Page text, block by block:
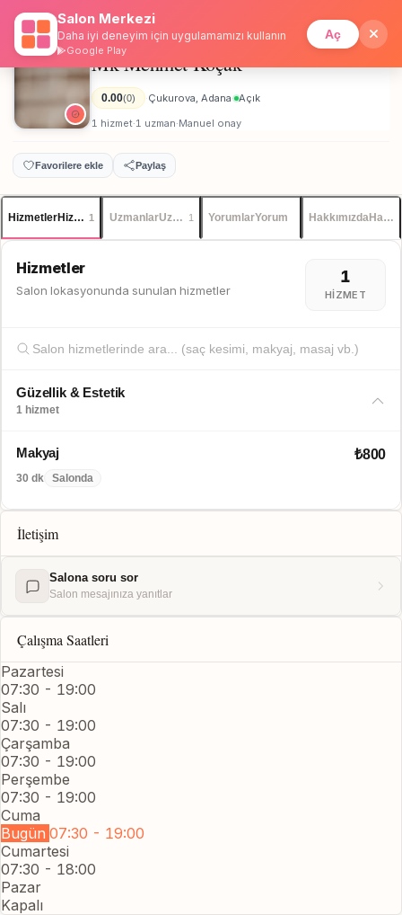
İstanbul Giriş Üye Ol
Anasayfa / Adana / Mk Mehmet Koçak
Mk Mehmet Koçak
0.00(0) ·Çukurova, Adana· Açık
1 hizmet·1 uzman·Manuel onay
Favorilere ekle Paylaş
HizmetlerHizmetler
1 UzmanlarUzmanlar
1 YorumlarYorum Hakkımızda
Hizmetler
Salon lokasyonunda sunulan hizmetler
1
HIZMET
Güzellik & Estetik
1 hizmet
Makyaj
30 dk Salonda
₺800
İletişim
Salona soru sor
Salon mesajınıza yanıtlar
Çalışma Saatleri
Pazartesi
07:30 - 19:00
Salı
07:30 - 19:00
Çarşamba
07:30 - 19:00
Perşembe
07:30 - 19:00
Cuma
Bugün 07:30 - 19:00
Cumartesi
07:30 - 18:00
Pazar
Kapalı
Salon Merkezi
Daha iyi deneyim için uygulamamızı kullanın
Google Play
Aç